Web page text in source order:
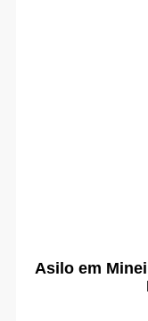
Asilo em